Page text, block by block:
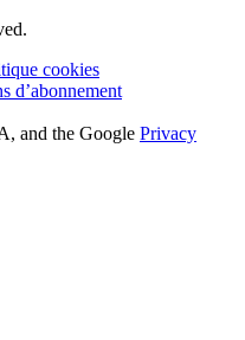
cookies
d’abonnement
and the Google Privacy